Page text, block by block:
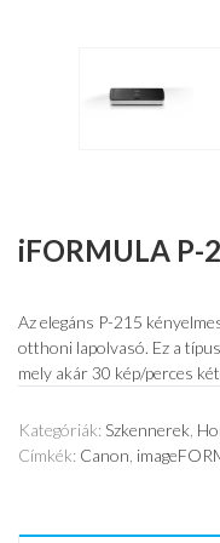
iFORMULA P-
Az elegáns P-215
otthoni lapolvasó. Ez a
mely akár 30 kép/perces
Kategóriák: Szkennerek
Címkék: Canon